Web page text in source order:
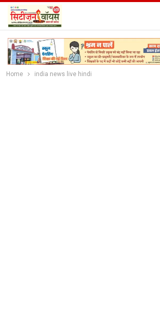
Home india news live hindi